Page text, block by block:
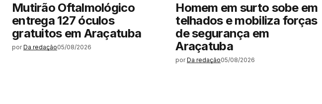
Mutirão Oftalmológico
entrega 127 óculos
gratuitos em Araçatuba
por Da redação05/08/2026
Homem em surto sobe em
telhados e mobiliza forças
de segurança em
Araçatuba
por Da redação05/08/2026